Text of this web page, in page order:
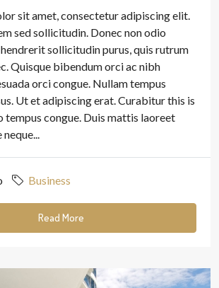
sit amet, consectetur adipiscing elit.
sed sollicitudin. Donec non odio
sollicitudin purus, quis rutrum
Quisque bibendum orci ac nibh
orci congue. Nullam tempus
Ut et adipiscing erat. Curabitur this is
tempus congue. Duis mattis laoreet
Business
Read More